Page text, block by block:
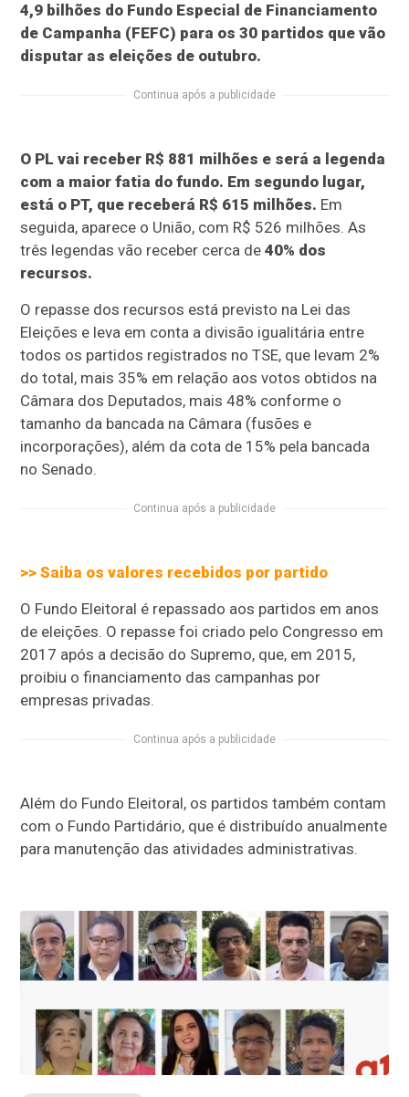
4,9 bilhões do Fundo Especial de Financiamento
de Campanha (FEFC) para os 30 partidos que vão
disputar as eleições de outubro.
Continua após a publicidade
O PL vai receber R$ 881 milhões e será a legenda
com a maior fatia do fundo. Em segundo lugar,
está o PT, que receberá R$ 615 milhões. Em
seguida, aparece o União, com R$ 526 milhões. As
três legendas vão receber cerca de40% dos
recursos.
O repasse dos recursos está previsto na Lei das
Eleições e leva em conta a divisão igualitária entre
todos os partidos registrados no TSE, que levam 2%
do total, mais 35% em relação aos votos obtidos na
Câmara dos Deputados, mais 48% conforme o
tamanho da bancada na Câmara (fusões e
incorporações), além da cota de 15% pela bancada
no Senado.
Continua após a publicidade
>> Saiba os valores recebidos por partido
O Fundo Eleitoral é repassado aos partidos em anos
de eleições. O repasse foi criado pelo Congresso em
2017 após a decisão do Supremo, que, em 2015,
proibiu o financiamento das campanhas por
empresas privadas.
Continua após a publicidade
Além do Fundo Eleitoral, os partidos também contam
com o Fundo Partidário, que é distribuído anualmente
para manutenção das atividades administrativas.